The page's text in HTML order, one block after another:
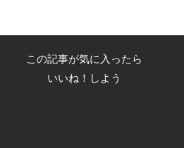
この記事が気に入ったら
いいね！しよう